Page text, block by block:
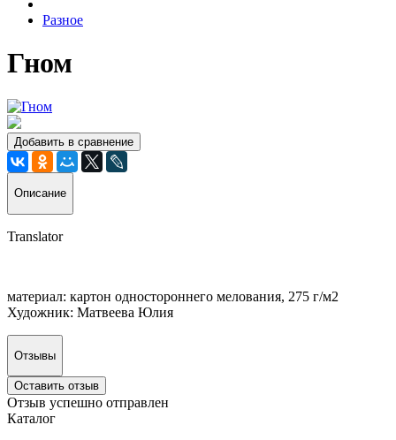
Разное
Гном
Добавить в сравнение
Описание
Translator
материал: картон одностороннего мелования, 275 г/м2
Художник: Матвеева Юлия
Отзывы
Оставить отзыв
Отзыв успешно отправлен
Каталог